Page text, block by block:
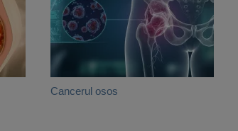
Cancerul osos